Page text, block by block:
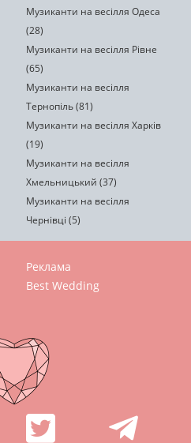
Музиканти на весілля Одеса
(28)
Музиканти на весілля Рівне
(65)
Музиканти на весілля
Тернопіль (81)
Музиканти на весілля Харків
(19)
Музиканти на весілля
Хмельницький (37)
Музиканти на весілля
Чернівці (5)
Реклама
Best Wedding